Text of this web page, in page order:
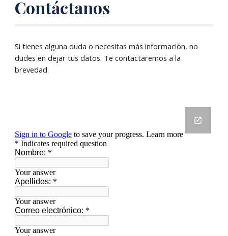
Contáctanos
Si tienes alguna duda o necesitas más información, no
dudes en dejar tus datos. Te contactaremos a la
brevedad.